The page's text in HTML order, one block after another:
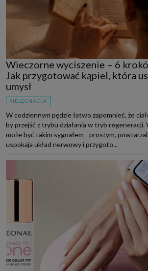
Wieczorne wyciszenie – 6
Jak przygotować kąpiel, która
umysł
PIELĘGNACJA
W codziennym pędzie łatwo zapomnieć, że
by przejść z trybu działania w tryb regeneracji.
może być takim sygnałem - prostym,
uspokaja układ nerwowy i przygoto...